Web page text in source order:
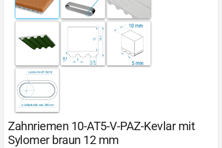
Zahnriemen 10-AT5-V-PAZ-Kevlar mit
Sylomer braun 12 mm